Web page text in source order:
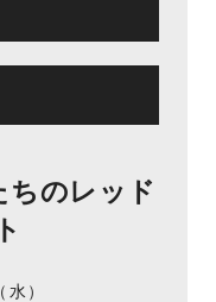
ちのレッド
）